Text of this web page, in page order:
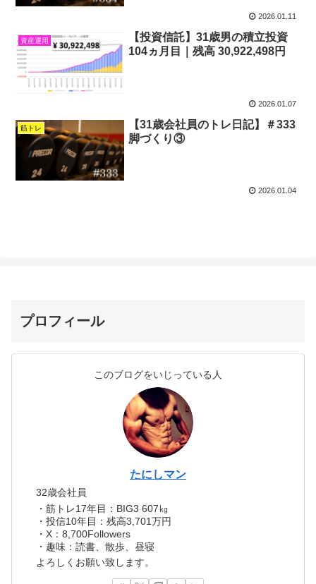
2026.01.11
資産運用
【投資信託】31歳男の積立投資
104ヵ月目｜残高 30,922,498円
2026.01.07
筋トレ
【31歳会社員のトレ日記】＃333
脚づくり③
2026.01.04
プロフィール
このブログをいじっている人
たにしマン
32歳会社員
・筋トレ17年目：BIG3 607㎏
・投信10年目：残高3,701万円
・X：8,700Followers
・趣味：読書、散歩、昼寝
よろしくお願い致します。